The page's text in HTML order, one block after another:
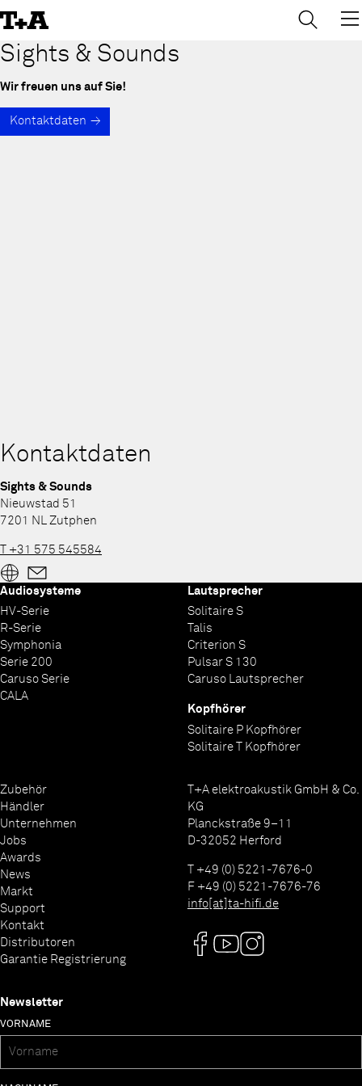
to
Content
Sights & Sounds
Wir freuen uns auf Sie!
Kontaktdaten
Kontaktdaten
Sights & Sounds
Nieuwstad 51
7201 NL Zutphen
T +31 575 545584
Audiosysteme
HV-Serie
R-Serie
Symphonia
Serie 200
Caruso Serie
CALA
Lautsprecher
Solitaire S
Talis
Criterion S
Pulsar S 130
Caruso Lautsprecher
Kopfhörer
Solitaire P Kopfhörer
Solitaire T Kopfhörer
Zubehör
Händler
Unternehmen
Jobs
Awards
News
Markt
Support
Kontakt
Distributoren
Garantie Registrierung
T+A elektroakustik GmbH & Co.
KG
Planckstraße 9–11
D-32052 Herford
T +49 (0) 5221-7676-0
F +49 (0) 5221-7676-76
info[at]ta-hifi.de
Newsletter
VORNAME
→ ×